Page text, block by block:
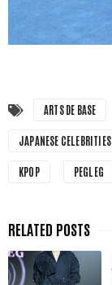
ARTS DE BASE
JAPANESE CELEBRITIES
KPOP PEGLEG